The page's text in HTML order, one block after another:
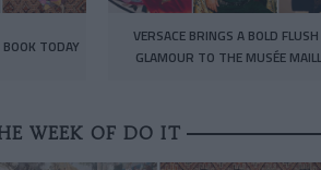
TODAY
VERSACE BRINGS A BOLD
GLAMOUR TO THE MUSÉE
WEEK OF DO IT